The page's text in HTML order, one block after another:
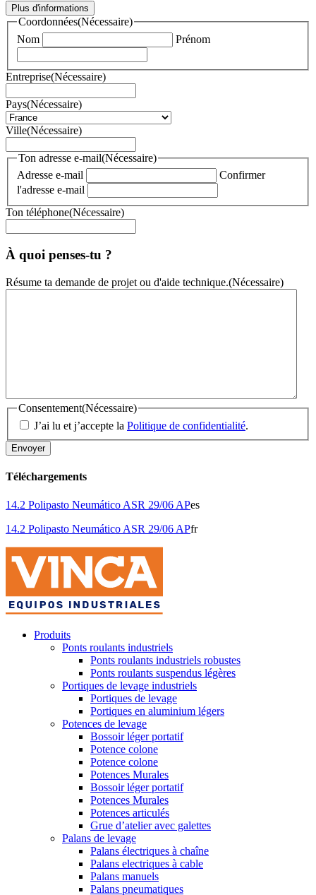
Plus d'informations
Coordonnées(Nécessaire)
Nom
Prénom
Entreprise(Nécessaire)
Pays(Nécessaire)
Ville(Nécessaire)
Ton adresse e-mail(Nécessaire)
Adresse e-mail
Confirmer
l'adresse e-mail
Ton téléphone(Nécessaire)
À quoi penses-tu ?
Résume ta demande de projet ou d'aide technique.(Nécessaire)
Consentement(Nécessaire)
J’ai lu et j’accepte la Politique de confidentialité.
Téléchargements
14.2 Polipasto Neumático ASR 29/06 APes
14.2 Polipasto Neumático ASR 29/06 APfr
Produits
Ponts roulants industriels
Ponts roulants industriels robustes
Ponts roulants suspendus légères
Portiques de levage industriels
Portiques de levage
Portiques en aluminium légers
Potences de levage
Bossoir léger portatif
Potence colone
Potence colone
Potences Murales
Bossoir léger portatif
Potences Murales
Potences articulés
Grue d’atelier avec galettes
Palans de levage
Palans électriques à chaîne
Palans electriques à cable
Palans manuels
Palans pneumatiques